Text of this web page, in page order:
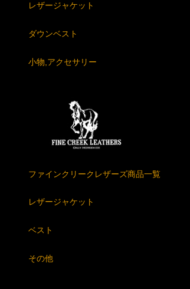
レザージャケット
ダウンベスト
小物,アクセサリー
ファインクリークレザーズ商品一覧
レザージャケット
ベスト
その他